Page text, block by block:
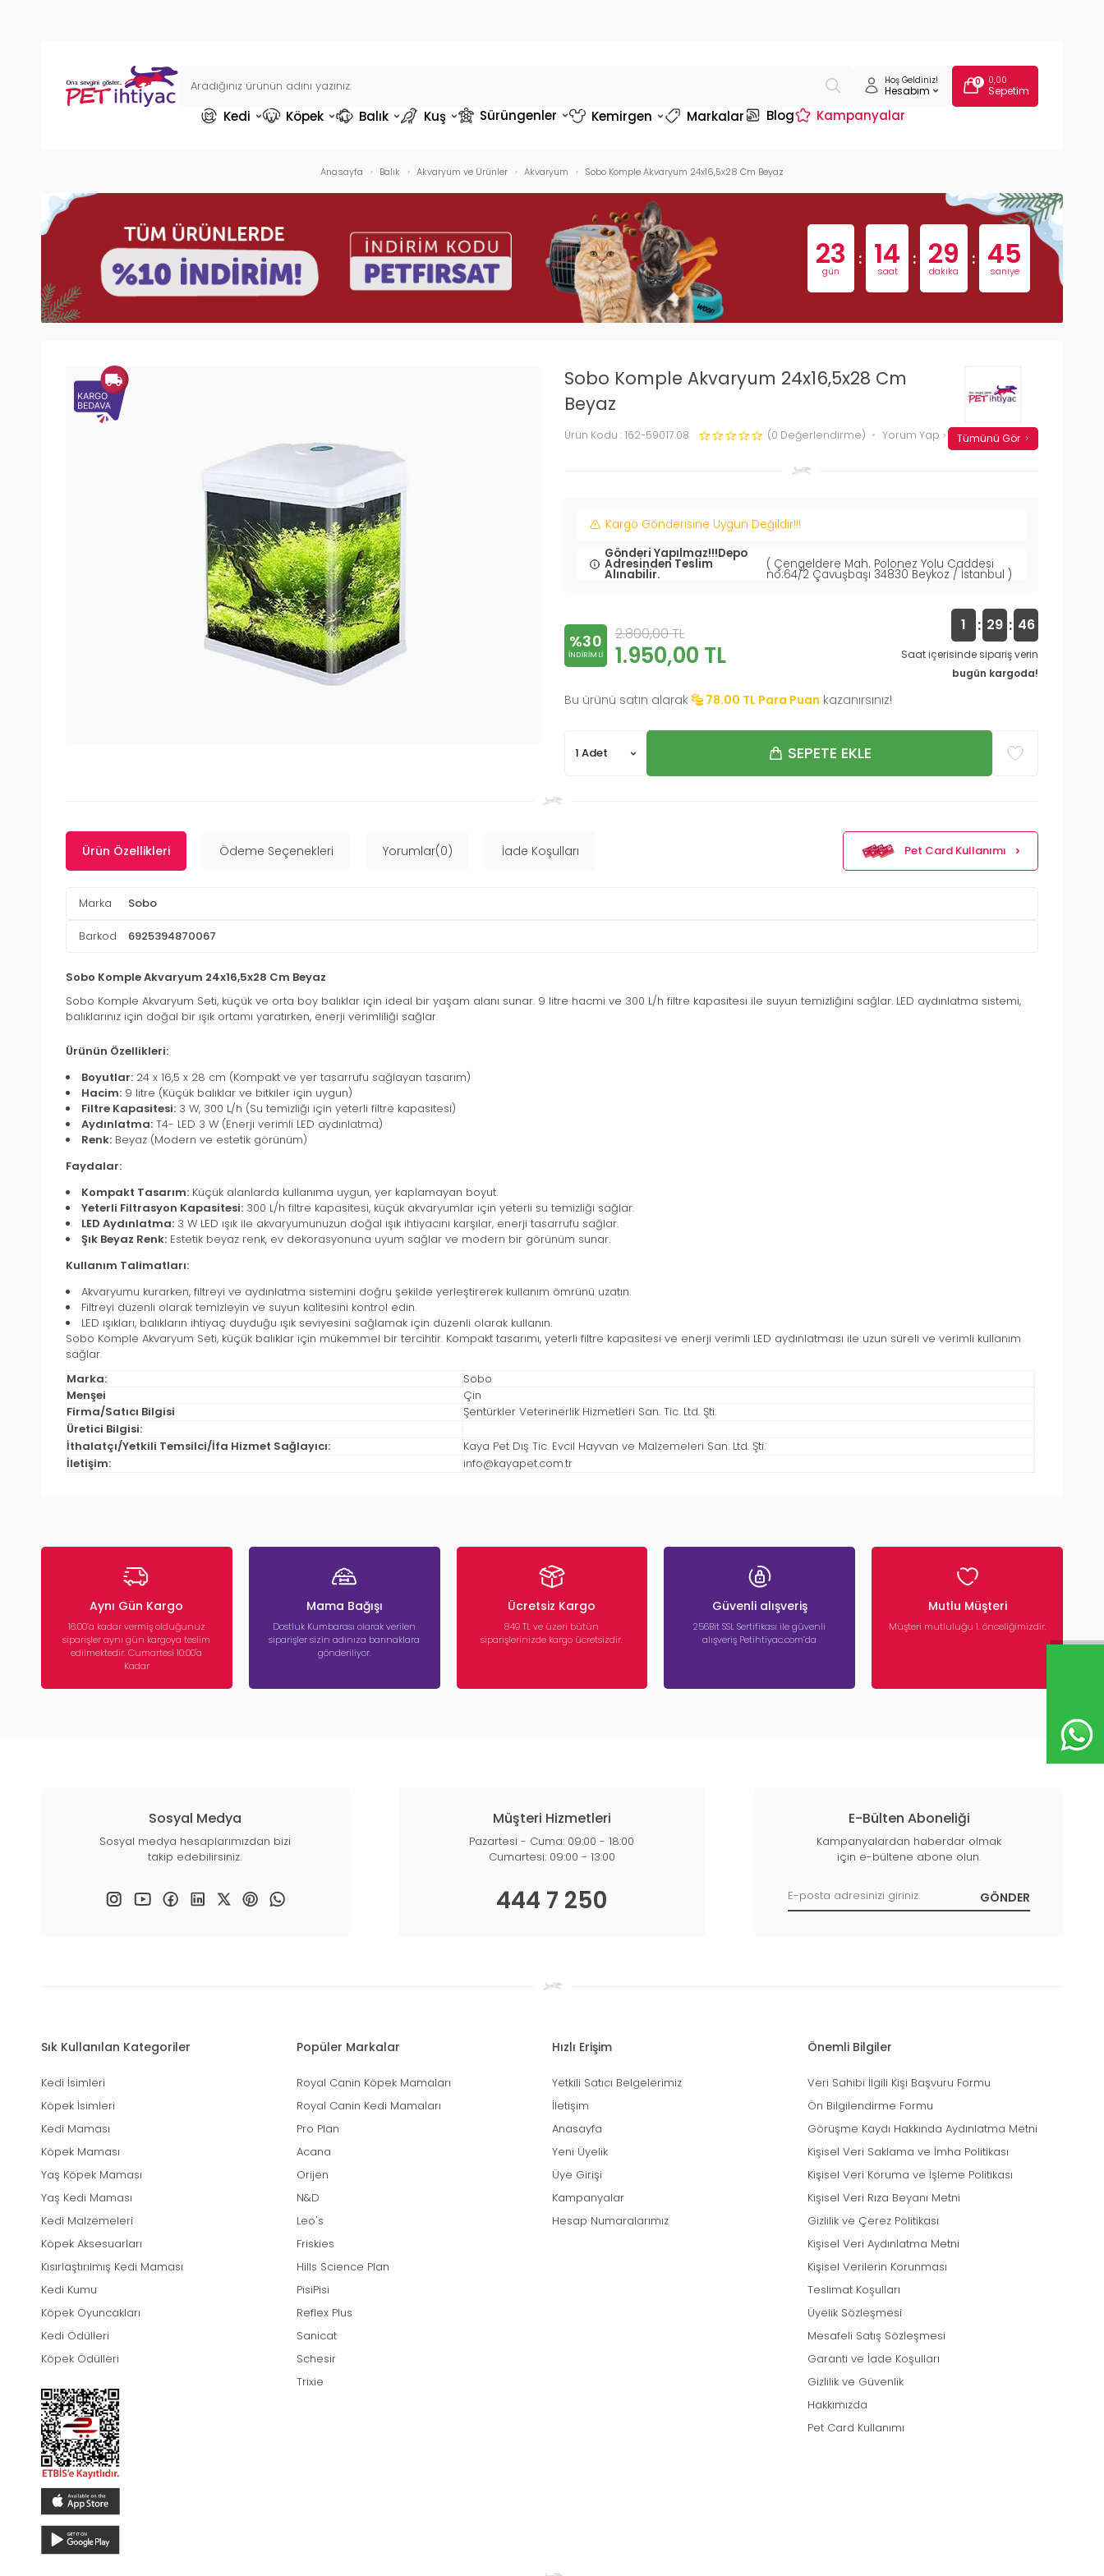
Hoş Geldiniz!
Hesabım
0 0,00
Sepetim
Kedi Köpek Balık Kuş Sürüngenler Kemirgen Markalar Blog Kampanyalar
Anasayfa Balık Akvaryum ve Ürünler Akvaryum Sobo Komple Akvaryum 24x16,5x28 Cm Beyaz
23
gün
: 14
saat
: 29
dakika
: 44
saniye
Sobo Komple Akvaryum 24x16,5x28 Cm
Beyaz
Ürün Kodu : 162-59017.08 (0 Değerlendirme) Yorum Yap Tümünü Gör
Kargo Gönderisine Uygun Değildir!!!
Gönderi Yapılmaz!!!Depo
Adresinden Teslim
Alınabilir.
( Çengeldere Mah. Polonez Yolu Caddesi
no:64/2 Çavuşbaşı 34830 Beykoz / İstanbul )
%30
INDIRIMLI
2.800,00TL
1.950,00 TL
1 : 29 : 45
Saat içerisinde sipariş verin
bugün kargoda!
Bu ürünü satın alarak 78.00 TL Para Puan kazanırsınız!
SEPETE EKLE
Ürün Özellikleri Ödeme Seçenekleri Yorumlar(0) İade Koşulları Pet Card Kullanımı
Marka Sobo
Barkod 6925394870067
Sobo Komple Akvaryum 24x16,5x28 Cm Beyaz
Sobo Komple Akvaryum Seti, küçük ve orta boy balıklar için ideal bir yaşam alanı sunar. 9 litre hacmi ve 300 L/h filtre kapasitesi ile suyun temizliğini sağlar. LED aydınlatma sistemi,
balıklarınız için doğal bir ışık ortamı yaratırken, enerji verimliliği sağlar.
Ürünün Özellikleri:
Boyutlar: 24 x 16,5 x 28 cm (Kompakt ve yer tasarrufu sağlayan tasarım)
Hacim: 9 litre (Küçük balıklar ve bitkiler için uygun)
Filtre Kapasitesi: 3 W, 300 L/h (Su temizliği için yeterli filtre kapasitesi)
Aydınlatma: T4- LED 3 W (Enerji verimli LED aydınlatma)
Renk: Beyaz (Modern ve estetik görünüm)
Faydalar:
Kompakt Tasarım: Küçük alanlarda kullanıma uygun, yer kaplamayan boyut.
Yeterli Filtrasyon Kapasitesi: 300 L/h filtre kapasitesi, küçük akvaryumlar için yeterli su temizliği sağlar.
LED Aydınlatma: 3 W LED ışık ile akvaryumunuzun doğal ışık ihtiyacını karşılar, enerji tasarrufu sağlar.
Şık Beyaz Renk: Estetik beyaz renk, ev dekorasyonuna uyum sağlar ve modern bir görünüm sunar.
Kullanım Talimatları:
Akvaryumu kurarken, filtreyi ve aydınlatma sistemini doğru şekilde yerleştirerek kullanım ömrünü uzatın.
Filtreyi düzenli olarak temizleyin ve suyun kalitesini kontrol edin.
LED ışıkları, balıkların ihtiyaç duyduğu ışık seviyesini sağlamak için düzenli olarak kullanın.
Sobo Komple Akvaryum Seti, küçük balıklar için mükemmel bir tercihtir. Kompakt tasarımı, yeterli filtre kapasitesi ve enerji verimli LED aydınlatması ile uzun süreli ve verimli kullanım
sağlar.
Marka:
Sobo
Menşei
Çin
Firma/Satıcı Bilgisi
Şentürkler Veterinerlik Hizmetleri San. Tic. Ltd. Şti.
Üretici Bilgisi:
İthalatçı/Yetkili Temsilci/İfa Hizmet Sağlayıcı:
Kaya Pet Dış Tic. Evcil Hayvan ve Malzemeleri San. Ltd. Şti.
İletişim:
info@kayapet.com.tr
Aynı Gün Kargo
16:00’a kadar vermiş olduğunuz
siparişler aynı gün kargoya teslim
edilmektedir. Cumartesi 10:00'a
Kadar
Mama Bağışı
Dostluk Kumbarası olarak verilen
siparişler sizin adınıza barınaklara
gönderiliyor.
Ücretsiz Kargo
849 TL ve üzeri bütün
siparişlerinizde kargo ücretsizdir.
Güvenli alışveriş
256Bit SSL Sertifikası ile güvenli
alışveriş Petihtiyac.com’da
Mutlu Müşteri
Müşteri mutluluğu 1. önceliğimizdir.
Sosyal Medya
Sosyal medya hesaplarımızdan bizi
takip edebilirsiniz.
Müşteri Hizmetleri
Pazartesi - Cuma: 09:00 - 18:00
Cumartesi: 09:00 - 13:00
444 7 250
E-Bülten Aboneliği
Kampanyalardan haberdar olmak
için e-bültene abone olun.
Sık Kullanılan Kategoriler
Kedi İsimleri
Köpek İsimleri
Kedi Maması
Köpek Maması
Yaş Köpek Maması
Yaş Kedi Maması
Kedi Malzemeleri
Köpek Aksesuarları
Kısırlaştırılmış Kedi Maması
Kedi Kumu
Köpek Oyuncakları
Kedi Ödülleri
Köpek Ödülleri
Popüler Markalar
Royal Canin Köpek Mamaları
Royal Canin Kedi Mamaları
Pro Plan
Acana
Orijen
N&D
Leo's
Friskies
Hills Science Plan
PisiPisi
Reflex Plus
Sanicat
Schesir
Trixie
Hızlı Erişim
Yetkili Satıcı Belgelerimiz
İletişim
Anasayfa
Yeni Üyelik
Üye Girişi
Kampanyalar
Hesap Numaralarımız
Önemli Bilgiler
Veri Sahibi İlgili Kişi Başvuru Formu
Ön Bilgilendirme Formu
Görüşme Kaydı Hakkında Aydınlatma Metni
Kişisel Veri Saklama ve İmha Politikası
Kişisel Veri Koruma ve İşleme Politikası
Kişisel Veri Rıza Beyanı Metni
Gizlilik ve Çerez Politikası
Kişisel Veri Aydınlatma Metni
Kişisel Verilerin Korunması
Teslimat Koşulları
Üyelik Sözleşmesi
Mesafeli Satış Sözleşmesi
Garanti ve İade Koşulları
Gizlilik ve Güvenlik
Hakkımızda
Pet Card Kullanımı